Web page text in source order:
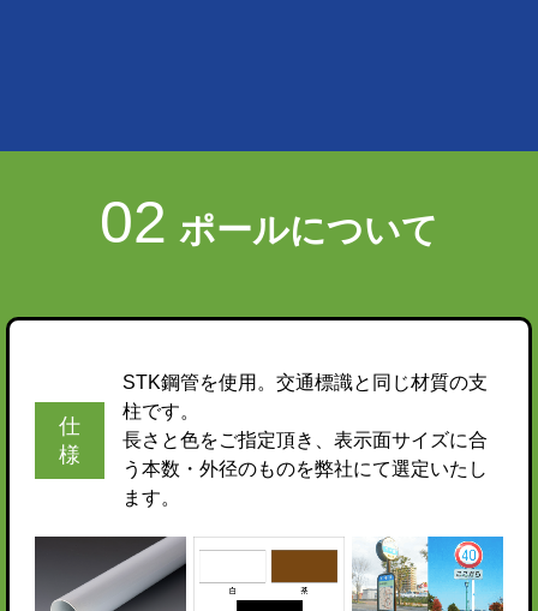
02 ポールについて
仕
様
STK鋼管を使用。交通標識と同じ材質の支
柱です。
長さと色をご指定頂き、表示面サイズに合
う本数・外径のものを弊社にて選定いたし
ます。